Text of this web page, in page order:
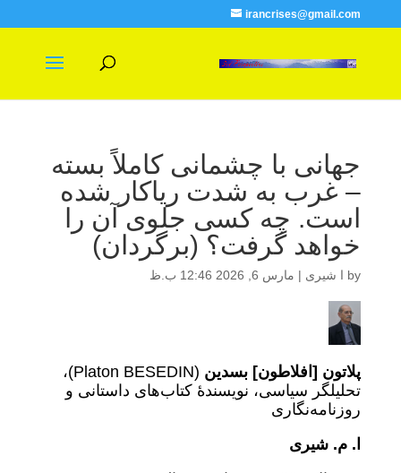
irancrises@gmail.com
جهانی با چشمانی کاملاً بسته
– غرب به شدت ریاکار شده
است. چه کسی جلوی آن را
خواهد گرفت؟ (برگردان)
by ا شیری | مارس 6, 2026 12:46 ب.ظ
پلاتون [افلاطون] بسدین
(Platon BESEDIN)،
تحلیلگر سیاسی، نویسندۀ کتاب‌های داستانی و
روزنامه‌نگاری
ا. م. شیری